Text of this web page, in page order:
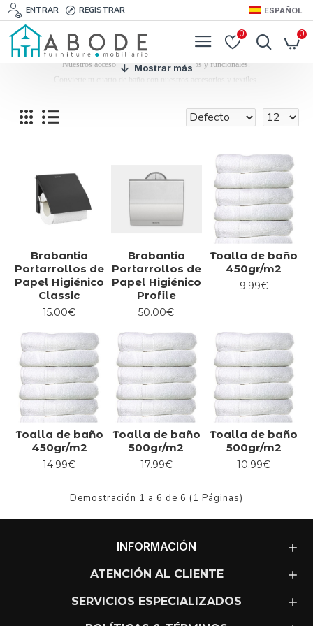
ENTRAR REGISTRAR ESPAÑOL
0 0
Nuestros accesorios de baño son prácticos y funcionales.
Convierte tu cuarto de baño con nuestros accesorios y textiles.
Brabantia
Portarrollos de
Papel Higiénico
Classic
15.00€
Brabantia
Portarrollos de
Papel Higiénico
Profile
50.00€
Toalla de baño
450gr/m2
9.99€
Toalla de baño
450gr/m2
14.99€
Toalla de baño
500gr/m2
17.99€
Toalla de baño
500gr/m2
10.99€
Demostración 1 a 6 de 6 (1 Páginas)
INFORMACIÓN
ATENCIÓN AL CLIENTE
SERVICIOS ESPECIALIZADOS